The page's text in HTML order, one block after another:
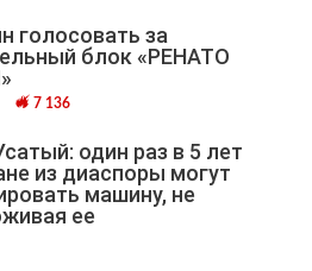
голосовать за
блок «РЕНАТО
7 136
один раз в 5 лет
из диаспоры могут
машину, не
ее